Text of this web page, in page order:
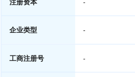
注册资本 -
企业类型 -
工商注册号 -